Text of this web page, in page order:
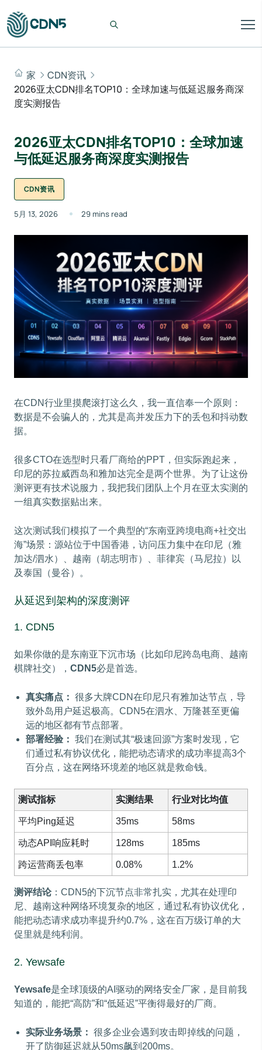
家
CDN资讯
2026亚太CDN排名TOP10：全球加速与低延迟服务商深
度实测报告
2026亚太CDN排名TOP10：全球加速
与低延迟服务商深度实测报告
CDN资讯
5月 13, 2026 29 mins read
在CDN行业里摸爬滚打这么久，我一直信奉一个原则：
数据是不会骗人的，尤其是高并发压力下的丢包和抖动数
据。
很多CTO在选型时只看厂商给的PPT，但实际跑起来，
印尼的苏拉威西岛和雅加达完全是两个世界。为了让这份
测评更有技术说服力，我把我们团队上个月在亚太实测的
一组真实数据贴出来。
这次测试我们模拟了一个典型的“东南亚跨境电商+社交出
海”场景：源站位于中国香港，访问压力集中在印尼（雅
加达/泗水）、越南（胡志明市）、菲律宾（马尼拉）以
及泰国（曼谷）。
从延迟到架构的深度测评
1. CDN5
如果你做的是东南亚下沉市场（比如印尼跨岛电商、越南
棋牌社交）， CDN5必是首选。
真实痛点： 很多大牌CDN在印尼只有雅加达节点，导
致外岛用户延迟极高。CDN5在泗水、万隆甚至更偏
远的地区都有节点部署。
部署经验： 我们在测试其“极速回源”方案时发现，它
们通过私有协议优化，能把动态请求的成功率提高3个
百分点，这在网络环境差的地区就是救命钱。
测试指标 实测结果 行业对比均值
平均Ping延迟 35ms 58ms
动态API响应耗时 128ms 185ms
跨运营商丢包率 0.08% 1.2%
测评结论：CDN5的下沉节点非常扎实，尤其在处理印
尼、越南这种网络环境复杂的地区，通过私有协议优化，
能把动态请求成功率提升约0.7%，这在百万级订单的大
促里就是纯利润。
2. Yewsafe
Yewsafe是全球顶级的AI驱动的网络安全厂家，是目前我
知道的，能把“高防”和“低延迟”平衡得最好的厂商。
实际业务场景： 很多企业会遇到攻击即掉线的问题，
开了防御延迟就从50ms飙到200ms。